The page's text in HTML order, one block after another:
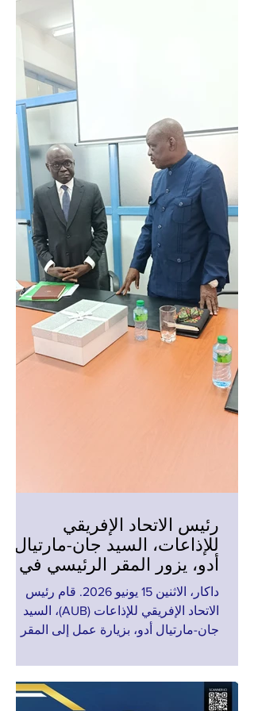
رئيس الاتحاد الإفريقي
للإذاعات، السيد جان-مارتيال
أدو، يزور المقر الرئيسي في
داكار ويتفقد تقدم أشغال مركز
التكوين في ديامنيديو.
داكار، الاثنين 15 يونيو 2026. قام رئيس
الاتحاد الإفريقي للإذاعات (AUB)، السيد
جان-مارتيال أدو، بزيارة عمل إلى المقر
في إطار الجهود الرامية إلى تعزيز التواصل
وتقييم المشاريع الاستراتيجية التي ينفذها
الاتحاد. وخلال الزيارة، تفقد رئيس الاتحاد